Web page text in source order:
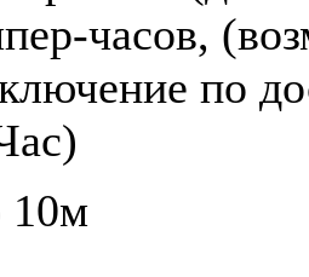
часов,
по
10м